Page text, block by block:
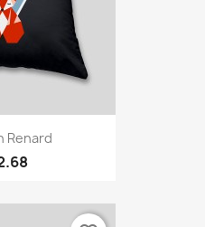
Renard